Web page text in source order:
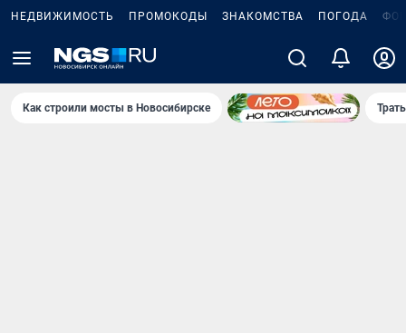
НЕДВИЖИМОСТЬ ПРОМОКОДЫ ЗНАКОМСТВА ПОГОДА
Как строили мосты в Новосибирске